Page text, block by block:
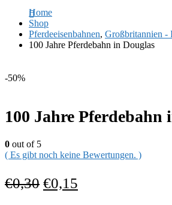
Home
Shop
Pferdeeisenbahnen, Großbritannien -
100 Jahre Pferdebahn in Douglas
-50%
100 Jahre Pferdebahn
0 out of 5
( Es gibt noch keine Bewertungen. )
€0,30 €0,15